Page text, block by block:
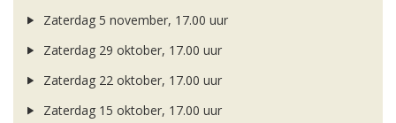
Zaterdag 5 november, 17.00 uur
Zaterdag 29 oktober, 17.00 uur
Zaterdag 22 oktober, 17.00 uur
Zaterdag 15 oktober, 17.00 uur